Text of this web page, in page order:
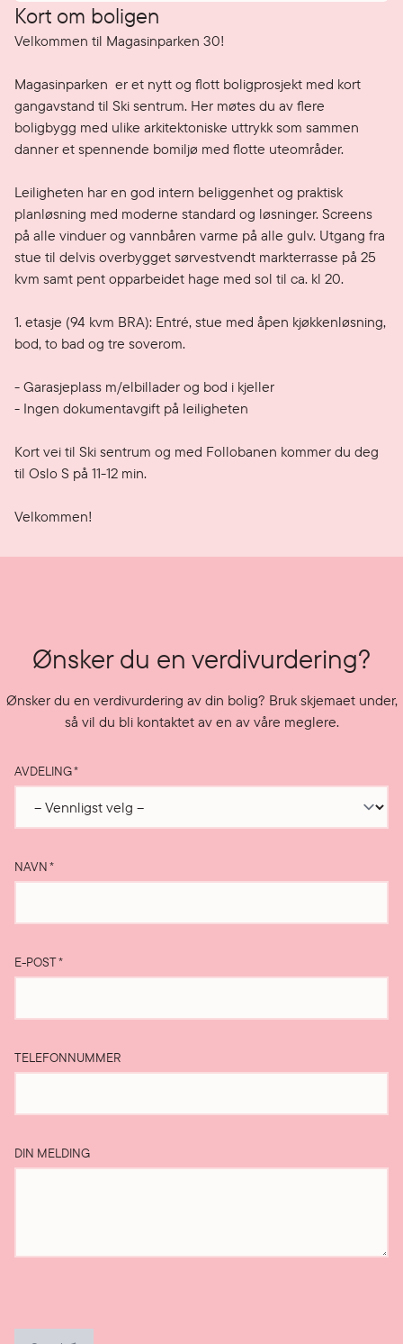
Kort om boligen
Velkommen til Magasinparken 30!
Magasinparken  er et nytt og flott boligprosjekt med kort
gangavstand til Ski sentrum. Her møtes du av flere
boligbygg med ulike arkitektoniske uttrykk som sammen
danner et spennende bomiljø med flotte uteområder.
Leiligheten har en god intern beliggenhet og praktisk
planløsning med moderne standard og løsninger. Screens
på alle vinduer og vannbåren varme på alle gulv. Utgang fra
stue til delvis overbygget sørvestvendt markterrasse på 25
kvm samt pent opparbeidet hage med sol til ca. kl 20.
1. etasje (94 kvm BRA): Entré, stue med åpen kjøkkenløsning,
bod, to bad og tre soverom.
- Garasjeplass m/elbillader og bod i kjeller
- Ingen dokumentavgift på leiligheten
Kort vei til Ski sentrum og med Follobanen kommer du deg
til Oslo S på 11-12 min.
Velkommen!
Ønsker du en verdivurdering?
Ønsker du en verdivurdering av din bolig? Bruk skjemaet under,
så vil du bli kontaktet av en av våre meglere.
AVDELING*
NAVN*
E-POST*
TELEFONNUMMER
DIN MELDING